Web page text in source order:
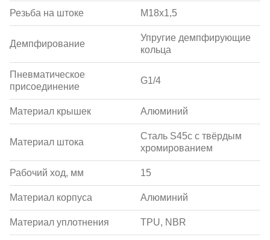
Резьба на штоке M18х1,5
Демпфирование
Упругие демпфирующие
кольца
Пневматическое
присоединение
G1/4
Материал крышек Алюминий
Материал штока
Сталь S45c с твёрдым
хромированием
Рабочий ход, мм 15
Материал корпуса Алюминий
Материал уплотнения TPU, NBR